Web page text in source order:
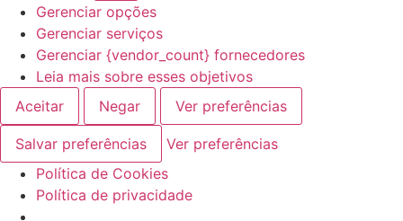
Gerenciar opções
Gerenciar serviços
Gerenciar {vendor_count} fornecedores
Leia mais sobre esses objetivos
Aceitar
Negar Ver preferências
Salvar preferências
Ver preferências
Política de Cookies
Política de privacidade